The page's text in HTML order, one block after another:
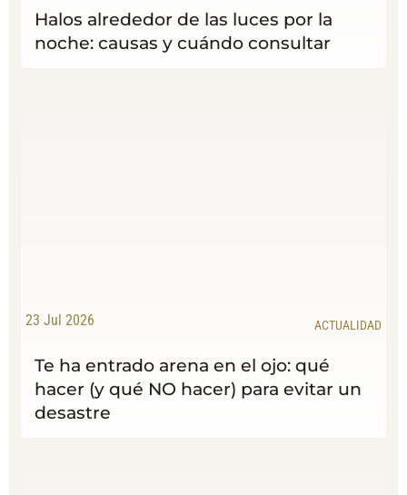
Halos alrededor de las luces por la
noche: causas y cuándo consultar
23 Jul 2026 ACTUALIDAD
Te ha entrado arena en el ojo: qué
hacer (y qué NO hacer) para evitar un
desastre